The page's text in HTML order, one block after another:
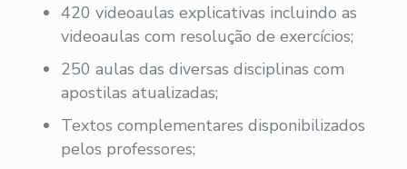
420 videoaulas explicativas incluindo as
videoaulas com resolução de exercícios;
250 aulas das diversas disciplinas com
apostilas atualizadas;
Textos complementares disponibilizados
pelos professores;